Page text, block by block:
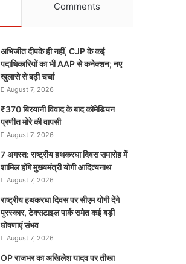
Comments
अभिजीत दीपके ही नहीं, CJP के कई
पदाधिकारियों का भी AAP से कनेक्शन; नए
खुलासे से बढ़ी चर्चा
August 7, 2026
₹370 बिरयानी विवाद के बाद कॉमेडियन
प्रणीत मोरे की वापसी
August 7, 2026
7 अगस्त: राष्ट्रीय हथकरघा दिवस समारोह में
शामिल होंगे मुख्यमंत्री योगी आदित्यनाथ
August 7, 2026
राष्ट्रीय हथकरघा दिवस पर सीएम योगी देंगे
पुरस्कार, टेक्सटाइल पार्क समेत कई बड़ी
घोषणाएं संभव
August 7, 2026
OP राजभर का अखिलेश यादव पर तीखा